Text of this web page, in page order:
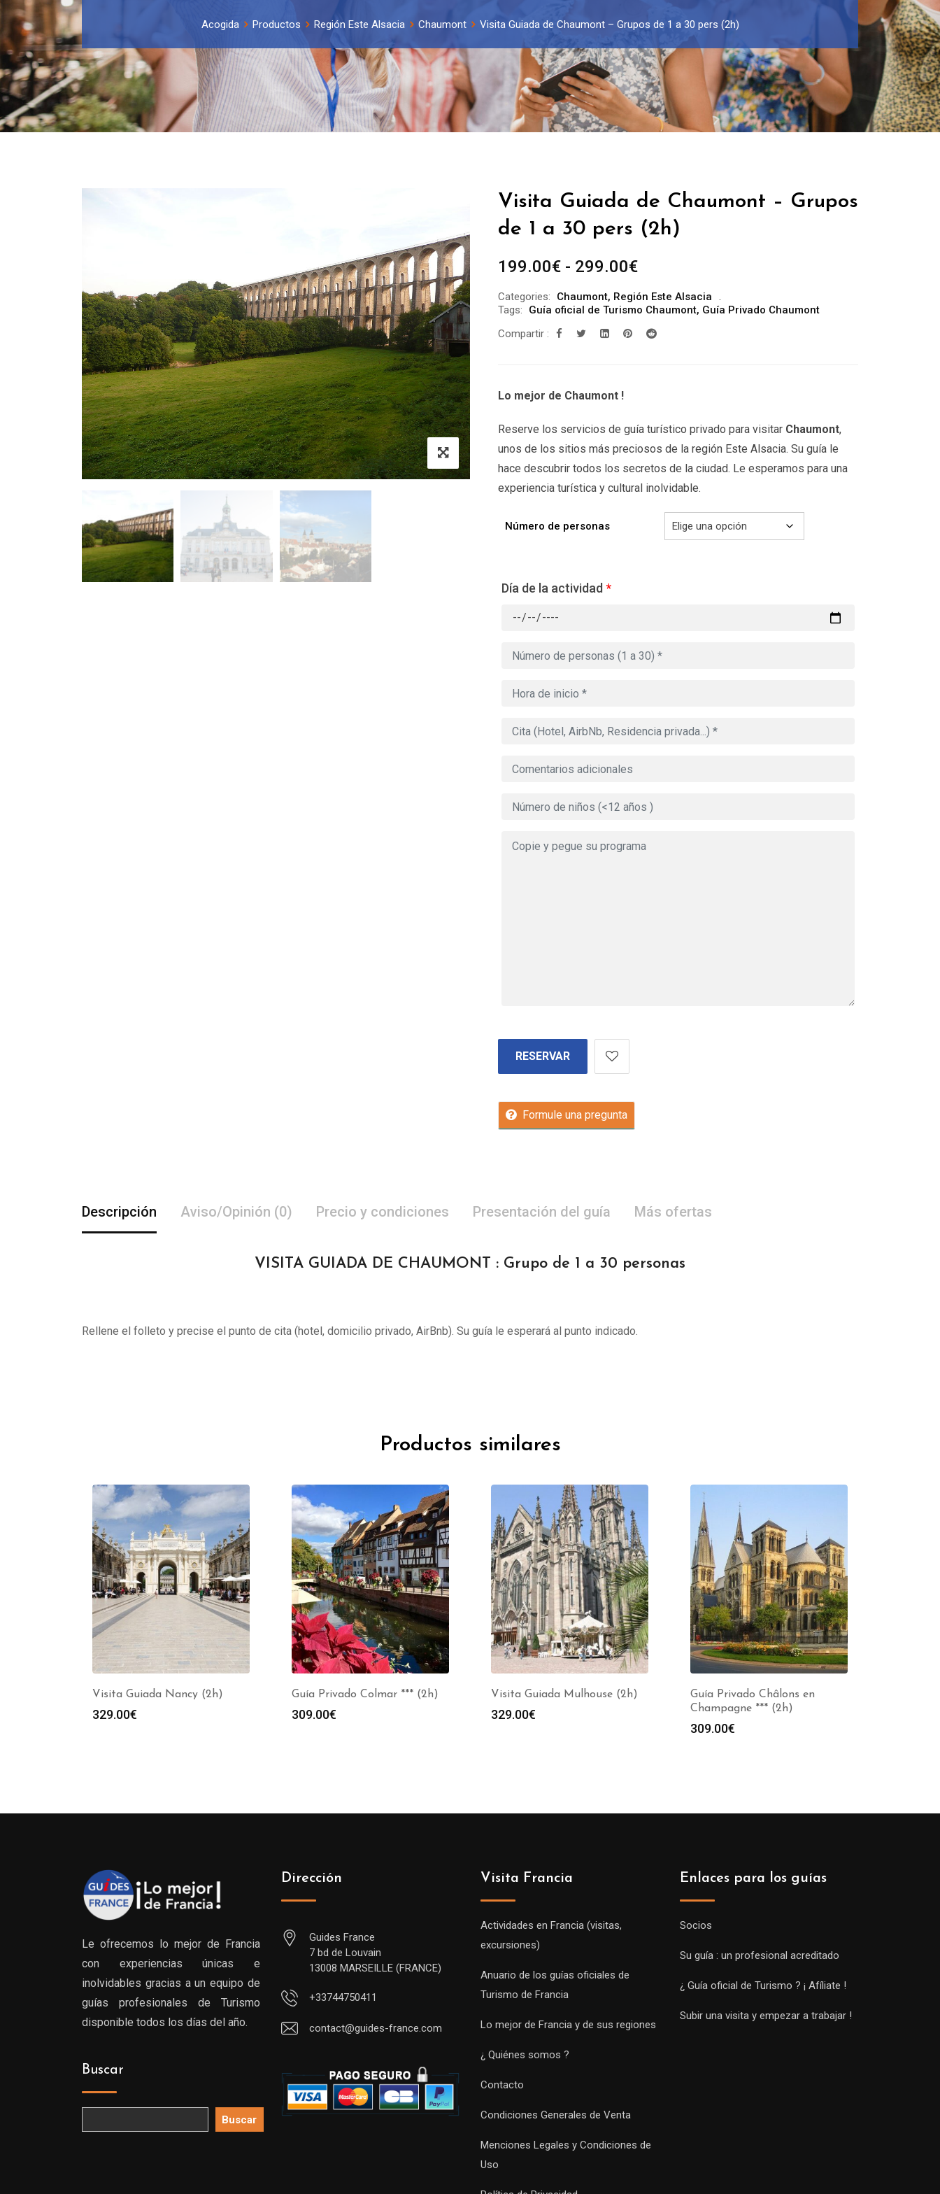
Acogida Productos Región Este Alsacia Chaumont Visita Guiada de Chaumont – Grupos de 1 a 30 pers (2h)
Visita Guiada de Chaumont – Grupos
de 1 a 30 pers (2h)
199.00€ - 299.00€Rango
precios:
desde
199.00€
Categories: Chaumont, Región Este Alsacia
Tags:
Guía oficial de Turismo Chaumont, Guía Privado Chaumont
Compartir :
Lo mejor de Chaumont !
Reserve los servicios de guía turístico privado para visitar Chaumont,
unos de los sitios más preciosos de la región Este Alsacia. Su guía le
hace descubrir todos los secretos de la ciudad. Le esperamos para una
experiencia turística y cultural inolvidable.
Número de personas
Día de la actividad *
RESERVAR
Formule una pregunta
Descripción Aviso/Opinión (0) Precio y condiciones Presentación del guía Más ofertas
VISITA GUIADA DE CHAUMONT : Grupo de 1 a 30 personas
Rellene el folleto y precise el punto de cita (hotel, domicilio privado, AirBnb). Su guía le esperará al punto indicado.
Productos similares
Visita Guiada Nancy (2h)
329.00€
Guía Privado Colmar *** (2h)
309.00€
Visita Guiada Mulhouse (2h)
329.00€
Guía Privado Châlons en
Champagne *** (2h)
309.00€
Le ofrecemos lo mejor de Francia
con experiencias únicas e
inolvidables gracias a un equipo de
guías profesionales de Turismo
disponible todos los días del año.
Buscar
Buscar
Dirección
Guides France
7 bd de Louvain
13008 MARSEILLE (FRANCE)
+33744750411
contact@guides-france.com
Visita Francia
Actividades en Francia (visitas,
excursiones)
Anuario de los guías oficiales de
Turismo de Francia
Lo mejor de Francia y de sus regiones
¿ Quiénes somos ?
Contacto
Condiciones Generales de Venta
Menciones Legales y Condiciones de
Uso
Enlaces para los guías
Socios
Su guía : un profesional acreditado
¿ Guía oficial de Turismo ? ¡ Afíliate !
Subir una visita y empezar a trabajar !